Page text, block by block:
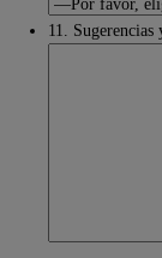
11. Sugerencias